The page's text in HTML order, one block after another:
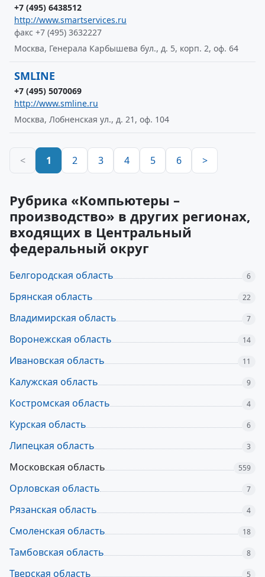
+7 (495) 6438512
http://www.smartservices.ru
факс +7 (495) 3632227
Москва, Генерала Карбышева бул., д. 5, корп. 2, оф. 64
SMLINE
+7 (495) 5070069
http://www.smline.ru
Москва, Лобненская ул., д. 21, оф. 104
< 1 2 3 4 5 6 >
Рубрика «Компьютеры –
производство» в других регионах,
входящих в Центральный
федеральный округ
Белгородская область 6
Брянская область 22
Владимирская область 7
Воронежская область 14
Ивановская область 11
Калужская область 9
Костромская область 4
Курская область 6
Липецкая область 3
Московская область 559
Орловская область 7
Рязанская область 4
Смоленская область 18
Тамбовская область 8
Тверская область 5